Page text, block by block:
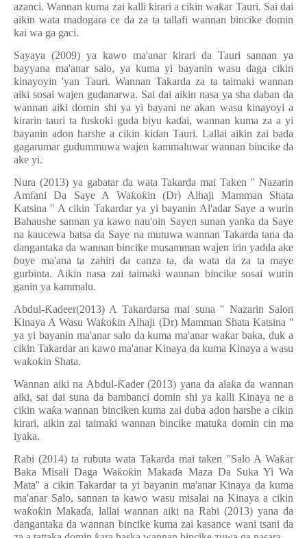
azanci. Wannan kuma zai kalli kirari a cikin waƙar Tauri. Sai dai
aikin wata madogara ce da za ta tallafi wannan bincike domin
kai wa ga gaci.
Sayaya (2009) ya kawo ma'anar kirari da Tauri sannan ya
bayyana ma'anar salo, ya kuma yi bayanin wasu daga cikin
kinayoyin 'yan Tauri. Wannan Takarda za ta taimaki wannan
aiki sosai wajen gudanarwa. Sai dai aikin nasa ya sha daban da
wannan aiki domin shi ya yi bayani ne akan wasu kinayoyi a
kirarin tauri ta fuskoki guda biyu kaɗai, wannan kuma za a yi
bayanin adon harshe a cikin kiɗan Tauri. Lallai aikin zai bada
gagarumar gudummuwa wajen kammaluwar wannan bincike da
ake yi.
Nura (2013) ya gabatar da wata Takarda mai Taken '' Nazarin
Amfani Da Saye A Waƙoƙin (Dr) Alhaji Mamman Shata
Katsina '' A cikin Takardar ya yi bayanin Al'adar Saye a wurin
Bahaushe sannan ya kawo nau'oin Sayen sunan yanka da Saye
na kaucewa batsa da Saye na mutuwa wannan Takarda tana da
dangantaka da wannan bincike musamman wajen irin yadda ake
ɓoye ma'ana ta zahiri da canza ta, da wata da za ta maye
gurbinta. Aikin nasa zai taimaki wannan bincike sosai wurin
ganin ya kammalu.
Abdul-Ƙadeer(2013) A Takardarsa mai suna '' Nazarin Salon
Kinaya A Wasu Waƙoƙin Alhaji (Dr) Mamman Shata Katsina ''
ya yi bayanin ma'anar salo da kuma ma'anar waƙar baka, duk a
cikin Takardar an kawo ma'anar Kinaya da kuma Kinaya a wasu
waƙoƙin Shata.
Wannan aiki na Abdul-Ƙader (2013) yana da alaƙa da wannan
aiki, sai dai suna da bambanci domin shi ya kalli Kinaya ne a
cikin waƙa wannan binciken kuma zai duba adon harshe a cikin
kirari, aikin zai taimaki wannan bincike matuƙa domin cin ma
iyaka.
Rabi (2014) ta rubuta wata Takarda mai taken ''Salo A Waƙar
Baka Misali Daga Waƙoƙin Makaɗa Maza Da Suka Yi Wa
Mata'' a cikin Takardar ta yi bayanin ma'anar Kinaya da kuma
ma'anar Salo, sannan ta kawo wasu misalai na Kinaya a cikin
waƙoƙin Makaɗa, lallai wannan aiki na Rabi (2013) yana da
dangantaka da wannan bincike kuma zai kasance wani tsani da